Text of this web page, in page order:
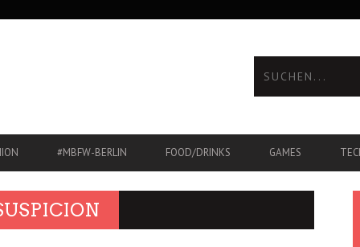
#MBFW-BERLIN FOOD/DRINKS GAMES